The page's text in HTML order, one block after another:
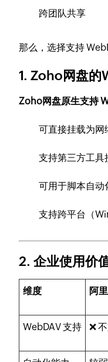
跨团队共享
那么，选择支持
1. Zoho网盘的
Zoho网盘原生支持
可直接挂载为网
支持第三方工具
可用于脚本自动
支持跨平台（
2. 企业使用价
维度 阿
WebDAV 支持 ❌